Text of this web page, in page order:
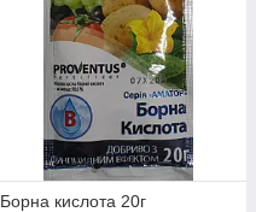
Борна кислота 20г